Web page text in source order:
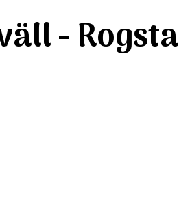
- Rogsta